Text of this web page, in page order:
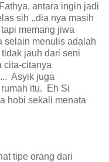
antara ingin jadi
sih ..dia nya masih
memang jiwa
selain menulis adalah
jauh dari seni
cita-citanya
Asyik juga
itu. Eh Si
hobi sekali menata
tipe orang dari